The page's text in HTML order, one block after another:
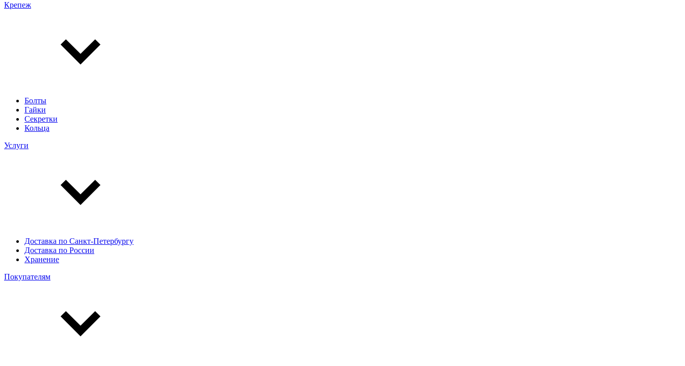
Крепеж
Болты
Гайки
Секретки
Кольца
Услуги
Доставка по Санкт-Петербургу
Доставка по России
Хранение
Покупателям